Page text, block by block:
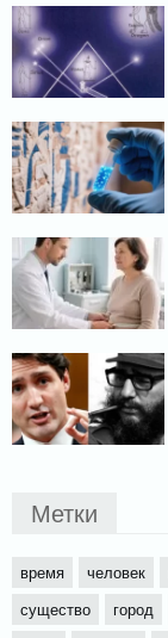
Метки
время человек
существо
город